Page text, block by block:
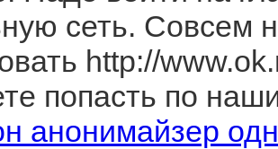
сеть. Совсем
http://
попасть по
анонимайзер